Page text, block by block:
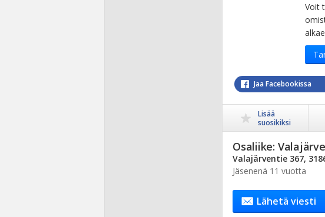
Voit
Jaa Facebookissa
Lisää
suosikiksi
Osaliike:
Valajärventie 367,
Jäsenenä 11 vuotta
Lähetä viesti